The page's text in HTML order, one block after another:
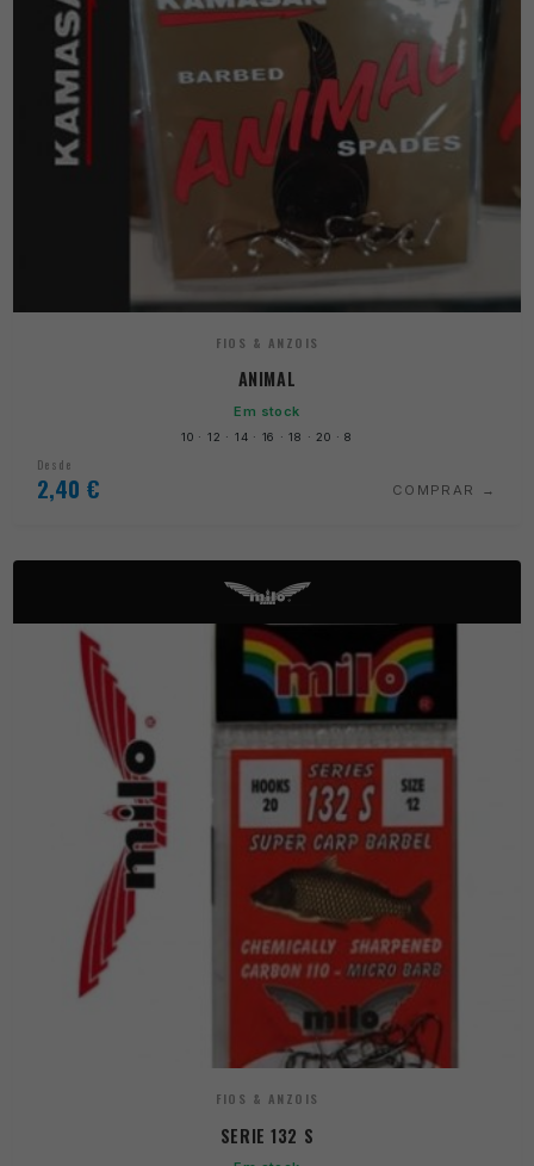
FIOS & ANZOIS
ANIMAL
Em stock
10 · 12 · 14 · 16 · 18 · 20 · 8
Desde
2,40 € COMPRAR
FIOS & ANZOIS
SERIE 132 S